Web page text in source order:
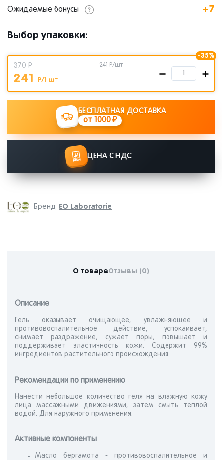
Бренд: EO Laboratorie
Ожидаемые бонусы +7
Выбор упаковки:
-35%
370 Р
241 Р/1 шт
241 Р/шт
БЕСПЛАТНАЯ ДОСТАВКА
от 1000 ₽
ЦЕНА С НДС
О товареОтзывы (0)
Описание
Гель оказывает очищающее, увлажняющее и
противовоспалительное действие, успокаивает,
снимает раздражение, сужает поры, повышает и
поддерживает эластичность кожи. Содержит 99%
ингредиентов растительного происхождения.
Рекомендации по применению
Нанести небольшое количество геля на влажную кожу
лица массажными движениями, затем смыть теплой
водой. Для наружного применения.
Активные компоненты
Масло бергамота - противовоспалительное и